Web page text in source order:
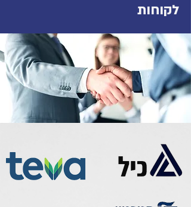
לקוחות